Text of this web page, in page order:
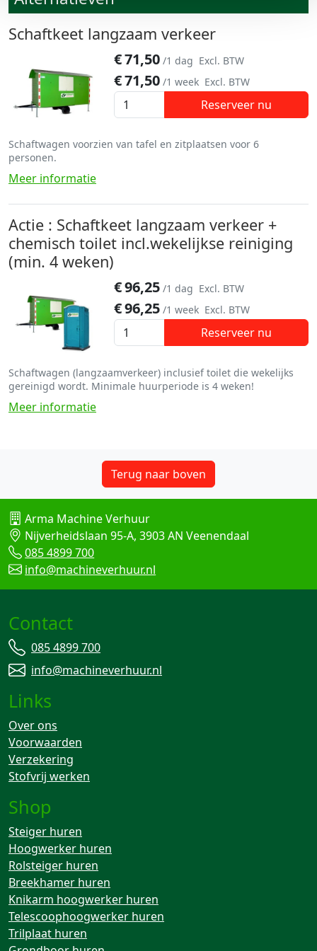
Schaftkeet langzaam verkeer
€71,50 /1 dag Excl. BTW
€71,50 /1 week Excl. BTW
Reserveer nu
Schaftwagen voorzien van tafel en zitplaatsen voor 6
personen.
Meer informatie
Actie : Schaftkeet langzaam verkeer +
chemisch toilet incl.wekelijkse reiniging
(min. 4 weken)
€96,25 /1 dag Excl. BTW
€96,25 /1 week Excl. BTW
Reserveer nu
Schaftwagen (langzaamverkeer) inclusief toilet die wekelijks
gereinigd wordt. Minimale huurperiode is 4 weken!
Meer informatie
Terug naar boven
Arma Machine Verhuur
Nijverheidslaan 95-A, 3903 AN Veenendaal
085 4899 700
info@machineverhuur.nl
Contact
085 4899 700
info@machineverhuur.nl
Links
Over ons
Voorwaarden
Verzekering
Stofvrij werken
Shop
Steiger huren
Hoogwerker huren
Rolsteiger huren
Breekhamer huren
Knikarm hoogwerker huren
Telescoophoogwerker huren
Trilplaat huren